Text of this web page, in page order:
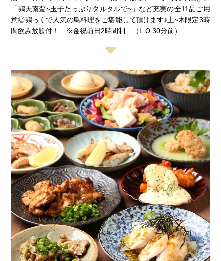
「鶏天南蛮~玉子たっぷりタルタルで~」など充実の全11品ご用
意◎鶏っくで人気の鳥料理をご堪能して頂けます♪土~木限定3時
間飲み放題付！ ※金祝前日2時間制 （L.O.30分前）